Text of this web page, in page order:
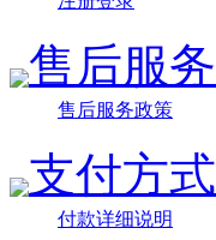
售后服务
售后服务政策
支付方式
付款详细说明